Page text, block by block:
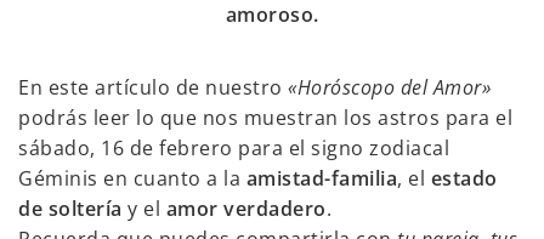
amoroso.
En este artículo de nuestro «Horóscopo del Amor»
podrás leer lo que nos muestran los astros para el
sábado, 16 de febrero para el signo zodiacal
Géminis en cuanto a la amistad-familia, el estado
de soltería y el amor verdadero.